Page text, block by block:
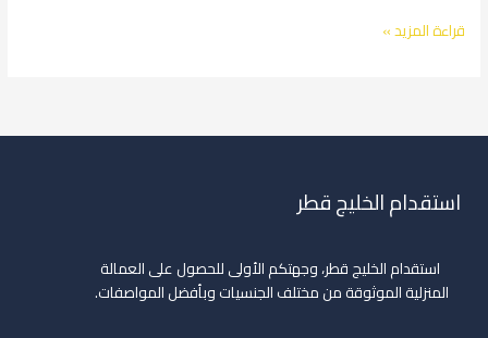
قراءة المزيد »
استقدام الخليج قطر
استقدام الخليج قطر، وجهتكم الأولى للحصول على العمالة
المنزلية الموثوقة من مختلف الجنسيات وبأفضل المواصفات.